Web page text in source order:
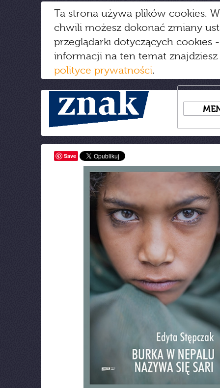
Ta strona używa plików cookies.
chwili możesz dokonać zmiany
przeglądarki dotyczących cookies
informacji na ten temat
polityce prywatności.
Save